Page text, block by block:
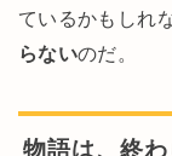
ているかもしれ
らないのだ。
物語は、終